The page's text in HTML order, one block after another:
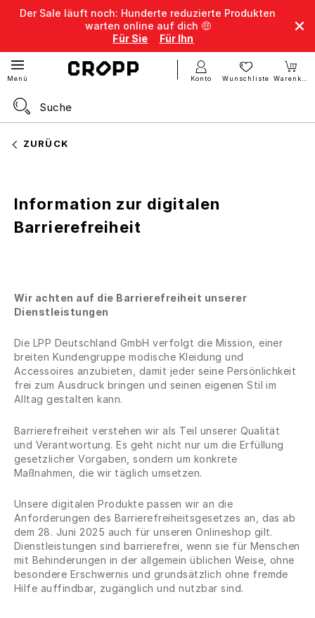
Der Sale läuft noch: Hunderte reduzierte Produkten
warten online auf dich 🤑
Für Sie
Für Ihn
Menü Konto Wunschliste Warenkorb
ZURÜCK
Information zur digitalen
Barrierefreiheit
Wir achten auf die Barrierefreiheit unserer
Dienstleistungen
Die LPP Deutschland GmbH verfolgt die Mission, einer
breiten Kundengruppe modische Kleidung und
Accessoires anzubieten, damit jeder seine Persönlichkeit
frei zum Ausdruck bringen und seinen eigenen Stil im
Alltag gestalten kann.
Barrierefreiheit verstehen wir als Teil unserer Qualität
und Verantwortung. Es geht nicht nur um die Erfüllung
gesetzlicher Vorgaben, sondern um konkrete
Maßnahmen, die wir täglich umsetzen.
Unsere digitalen Produkte passen wir an die
Anforderungen des Barrierefreiheitsgesetzes an, das ab
dem 28. Juni 2025 auch für unseren Onlineshop gilt.
Dienstleistungen sind barrierefrei, wenn sie für Menschen
mit Behinderungen in der allgemein üblichen Weise, ohne
besondere Erschwernis und grundsätzlich ohne fremde
Hilfe auffindbar, zugänglich und nutzbar sind.